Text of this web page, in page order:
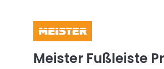
Meister Fußleiste